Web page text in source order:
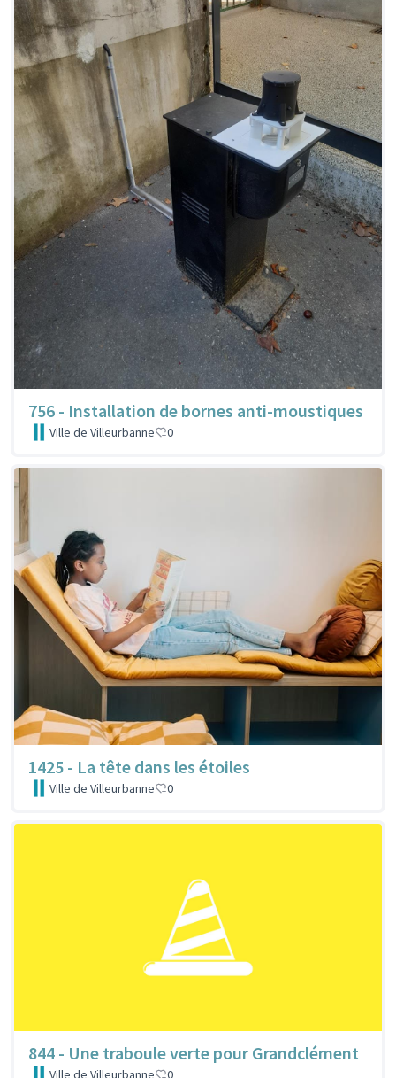
756 - Installation de bornes anti-moustiques
Ville de Villeurbanne 0
1425 - La tête dans les étoiles
Ville de Villeurbanne 0
844 - Une traboule verte pour Grandclément
Ville de Villeurbanne 0